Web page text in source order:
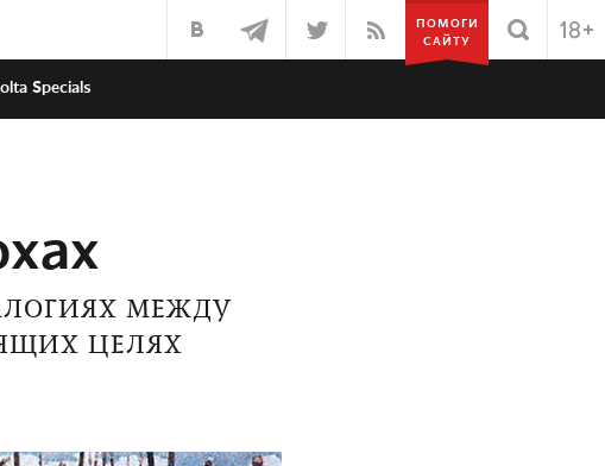
ПОМОГИ
САЙТУ
Specials
МЕЖДУ
ЦЕЛЯХ